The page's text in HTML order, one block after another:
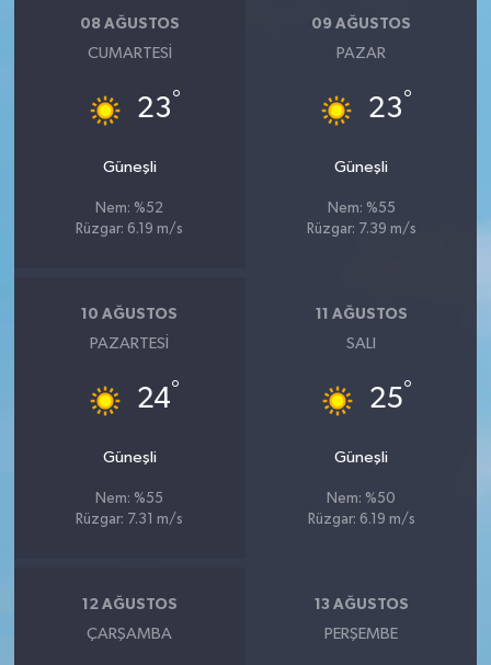
08 AĞUSTOS
CUMARTESI
23°
Güneşli
Nem: %52
Rüzgar: 6.19 m/s
09 AĞUSTOS
PAZAR
23°
Güneşli
Nem: %55
Rüzgar: 7.39 m/s
10 AĞUSTOS
PAZARTESI
24°
Güneşli
Nem: %55
Rüzgar: 7.31 m/s
11 AĞUSTOS
SALI
25°
Güneşli
Nem: %50
Rüzgar: 6.19 m/s
12 AĞUSTOS
ÇARŞAMBA
13 AĞUSTOS
PERŞEMBE